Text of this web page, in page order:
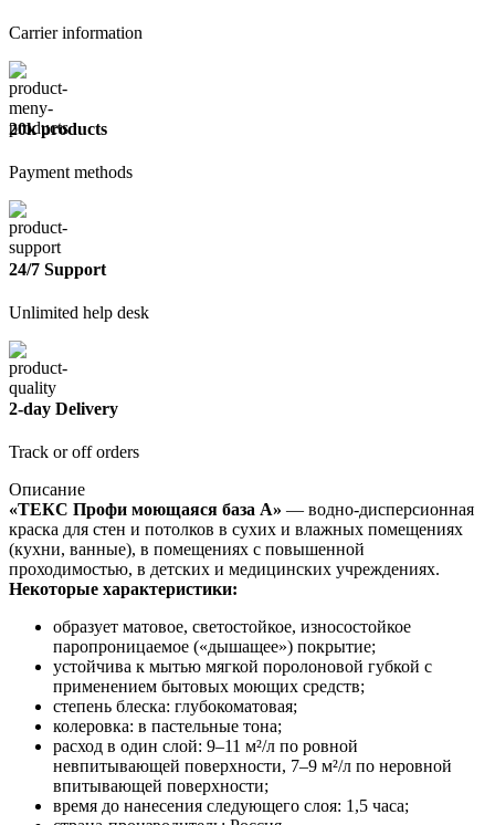
Carrier information
20k products
Payment methods
24/7 Support
Unlimited help desk
2-day Delivery
Track or off orders
Описание
«ТЕКС Профи моющаяся база А» — водно-дисперсионная
краска для стен и потолков в сухих и влажных помещениях
(кухни, ванные), в помещениях с повышенной
проходимостью, в детских и медицинских учреждениях.
Некоторые характеристики:
образует матовое, светостойкое, износостойкое
паропроницаемое («дышащее») покрытие;
устойчива к мытью мягкой поролоновой губкой с
применением бытовых моющих средств;
степень блеска: глубокоматовая;
колеровка: в пастельные тона;
расход в один слой: 9–11 м²/л по ровной
невпитывающей поверхности, 7–9 м²/л по неровной
впитывающей поверхности;
время до нанесения следующего слоя: 1,5 часа;